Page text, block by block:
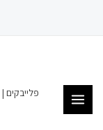
פלייבקים